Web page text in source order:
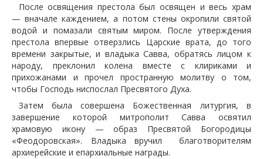
После освящения престола был освящен и весь храм
— вначале каждением, а потом стены окропили святой
водой и помазали святым миром. После утверждения
престола впервые отверзлись Царские врата, до того
времени закрытые, и владыка Савва, обратясь лицом к
народу, преклонил колена вместе с клириками и
прихожанами и прочел пространную молитву о том,
чтобы Господь ниспослал Пресвятого Духа.
Затем была совершена Божественная литургия, в
завершение которой митрополит Савва освятил
храмовую икону — образ Пресвятой Богородицы
«Феодоровская». Владыка вручил благотворителям
архиерейские и епархиальные награды.